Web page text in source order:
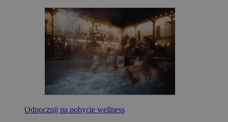
Odpocznij na pobycie wellness